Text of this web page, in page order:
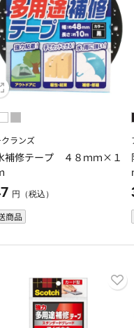
クランズ
補修テープ ４８ｍｍ×１
円（税込）
商品